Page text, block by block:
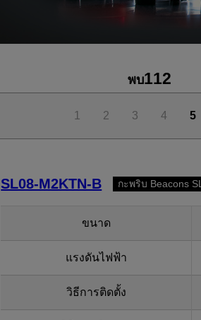
พบ112
1 2 3 4 5
SL08-M2KTN-B กะพริบ Beacons SL
ขนาด
แรงดันไฟฟ้า
วิธีการติดตั้ง